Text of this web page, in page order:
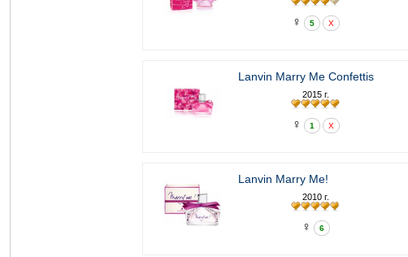
♀ 5 X
Lanvin Marry Me Confettis
2015 г.
♀ 1 X
Lanvin Marry Me!
2010 г.
♀ 6